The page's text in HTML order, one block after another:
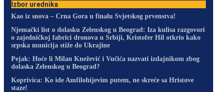
Izbor urednika
Kao iz snova – Crna Gora u finalu Svjetskog prvenstva!
Njemački list o dolasku Zelenskog u Beograd: Iza kulisa razgovori
o zajedničkoj fabrici dronova u Srbiji, Kristofer Hil otkrio kako
srpska municija stiže do Ukrajine
Pejak: Hoće li Milan Knežević i Vučića nazvati izdajnikom zbog
dolaska Zelenskog u Beograd?
Koprivica: Ko ide Amfilohijevim putem, ne skreće sa Hristove
staze!